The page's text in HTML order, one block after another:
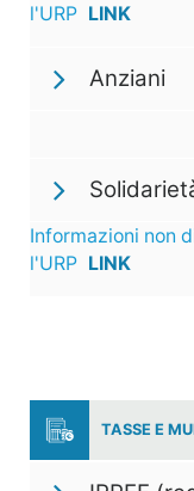
l'URP LINK
Anziani
Informazioni non
l'URP LINK
TASSE E